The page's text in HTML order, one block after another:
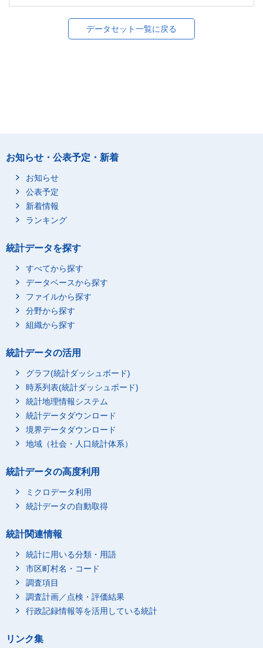
データセット一覧に戻る
お知らせ・公表予定・新着
お知らせ
公表予定
新着情報
ランキング
統計データを探す
すべてから探す
データベースから探す
ファイルから探す
分野から探す
組織から探す
統計データの活用
グラフ(統計ダッシュボード)
時系列表(統計ダッシュボード)
統計地理情報システム
統計データダウンロード
境界データダウンロード
地域（社会・人口統計体系）
統計データの高度利用
ミクロデータ利用
統計データの自動取得
統計関連情報
統計に用いる分類・用語
市区町村名・コード
調査項目
調査計画／点検・評価結果
行政記録情報等を活用している統計
リンク集